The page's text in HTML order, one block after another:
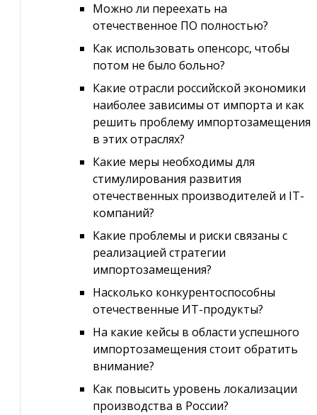
Можно ли переехать на
отечественное ПО полностью?
Как использовать опенсорс, чтобы
потом не было больно?
Какие отрасли российской экономики
наиболее зависимы от импорта и как
решить проблему импортозамещения
в этих отраслях?
Какие меры необходимы для
стимулирования развития
отечественных производителей и IT-
компаний?
Какие проблемы и риски связаны с
реализацией стратегии
импортозамещения?
Насколько конкурентоспособны
отечественные ИТ-продукты?
На какие кейсы в области успешного
импортозамещения стоит обратить
внимание?
Как повысить уровень локализации
производства в России?